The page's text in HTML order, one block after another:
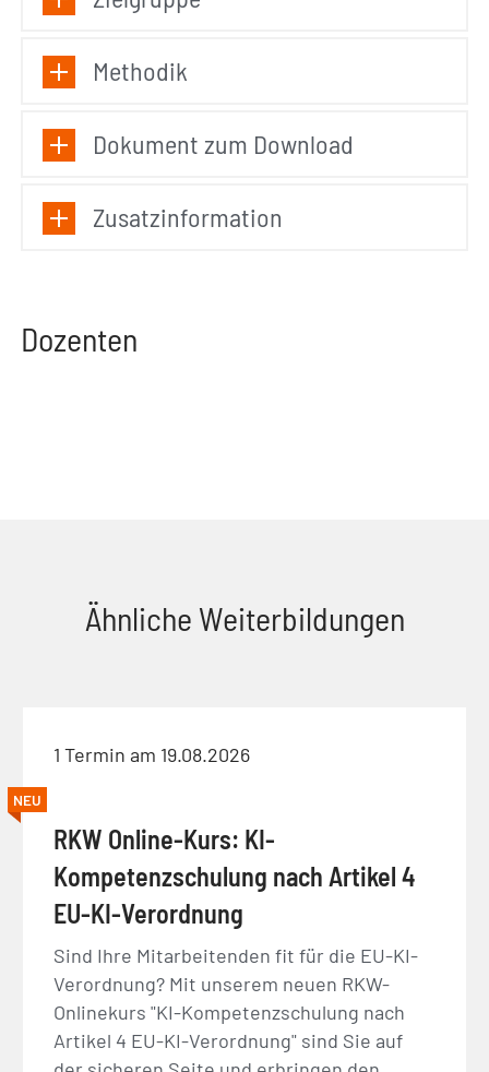
Methodik
Dokument zum Download
Zusatzinformation
Dozenten
Ähnliche Weiterbildungen
1 Termin am 19.08.2026
NEU
RKW Online-Kurs: KI-
Kompetenzschulung nach Artikel 4
EU-KI-Verordnung
Sind Ihre Mitarbeitenden fit für die EU-KI-
Verordnung? Mit unserem neuen RKW-
Onlinekurs "KI-Kompetenzschulung nach
Artikel 4 EU-KI-Verordnung" sind Sie auf